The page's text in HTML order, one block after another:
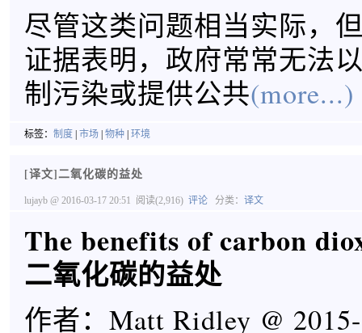
尽管这类问题相当实际，
证据表明，政府常常无法
制污染或提供公共(more...)
标签： 制度 市场 物种 环境
[译文]二氧化碳的益处
lujayb @ 2016-03-17 20:51 阅读(2,916) 评论 分类： 译文
The benefits of carbon
二氧化碳的益处
作者：Matt Ridley @